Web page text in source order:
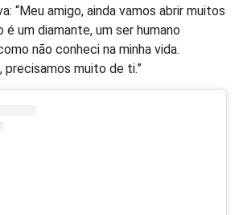
“Meu amigo, ainda vamos abrir muitos
é um diamante, um ser humano
não conheci na minha vida.
precisamos muito de ti.”